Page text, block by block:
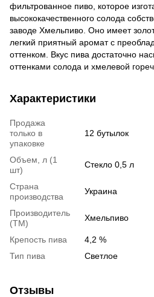
фильтрованное пиво, которое
высококачественного солода
заводе Хмельпиво. Оно имеет
легкий приятный аромат с
оттенком. Вкус пива достаточно
оттенками солода и хмелевой
Характеристики
Продажа
только в
упаковке
12 бутылок
Объем, л (1
шт)
Стекло 0,5 л
Страна
производства
Украина
Производитель
(ТМ)
Хмельпиво
Крепость пива
4,2 %
Тип пива
Светлое
Отзывы